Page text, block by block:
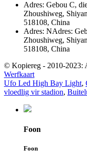
Adres: Gebou C,
Zhoushiweg,
518108, China
Adres: NAdres:
Zhoushiweg,
518108, China
© Kopiereg - 2010-2023:
Werfkaart
Ufo Led High Bay Light,
vloedlig vir stadion,
Foon
Foon